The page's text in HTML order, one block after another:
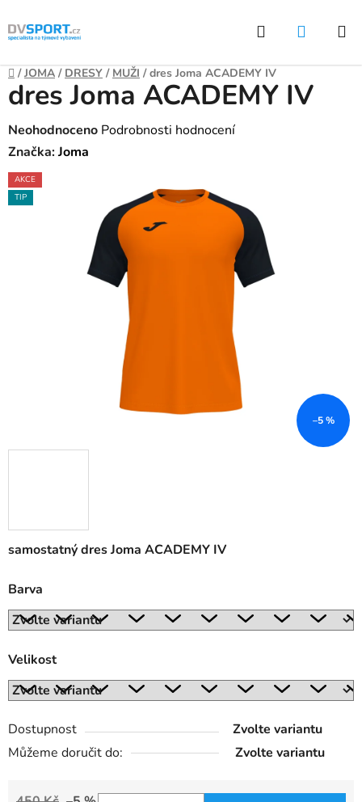
Přejít
na
Hledat
Domů
/ JOMA / DRESY / MUŽI / dres Joma ACADEMY IV
samostatný dres Joma ACADEMY IV
Barva
Velikost
Dostupnost
Zvolte variantu
Můžeme doručit do:
Zvolte variantu
dres Joma ACADEMY IV
Průměrné
hodnocení
produktu
je
Neohodnoceno Podrobnosti hodnocení
Značka:Joma
AKCE
TIP
–5 %